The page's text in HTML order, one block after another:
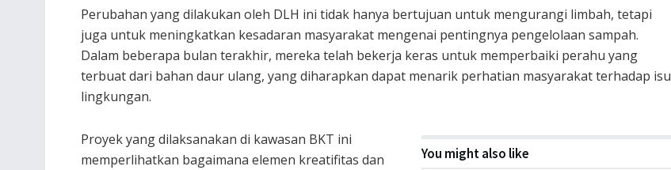
Perubahan yang dilakukan oleh DLH ini tidak hanya bertujuan untuk mengurangi limbah, tetapi
juga untuk meningkatkan kesadaran masyarakat mengenai pentingnya pengelolaan sampah.
Dalam beberapa bulan terakhir, mereka telah bekerja keras untuk memperbaiki perahu yang
terbuat dari bahan daur ulang, yang diharapkan dapat menarik perhatian masyarakat terhadap isu
lingkungan.
You might also like
Proyek yang dilaksanakan di kawasan BKT ini
memperlihatkan bagaimana elemen kreatifitas dan